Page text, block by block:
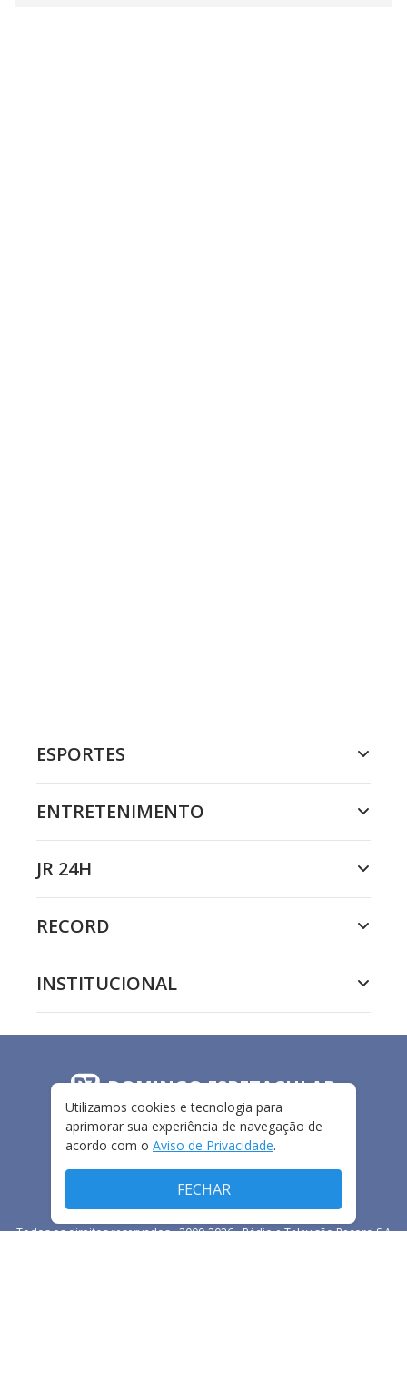
ESPORTES
ENTRETENIMENTO
JR 24H
RECORD
INSTITUCIONAL
DOMINGO ESPETACULAR
Todos os direitos reservados - 2009-2026- Rádio e Televisão Record S.A
Utilizamos cookies e tecnologia para
aprimorar sua experiência de navegação de
acordo com o Aviso de Privacidade.
FECHAR